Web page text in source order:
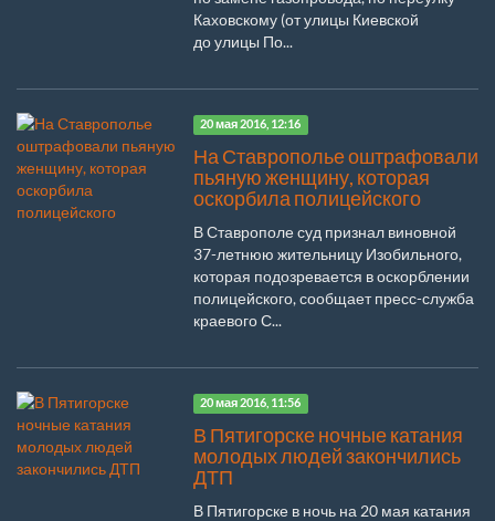
Каховскому (от улицы Киевской
до улицы По...
20 мая 2016, 12:16
На Ставрополье оштрафовали
пьяную женщину, которая
оскорбила полицейского
В Ставрополе суд признал виновной
37-летнюю жительницу Изобильного,
которая подозревается в оскорблении
полицейского, сообщает пресс-служба
краевого С...
20 мая 2016, 11:56
В Пятигорске ночные катания
молодых людей закончились
ДТП
В Пятигорске в ночь на 20 мая катания